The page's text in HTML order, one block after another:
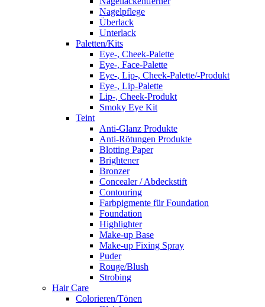
Nagelpflege
Überlack
Unterlack
Paletten/Kits
Eye-, Cheek-Palette
Eye-, Face-Palette
Eye-, Lip-, Cheek-Palette/-Produkt
Eye-, Lip-Palette
Lip-, Cheek-Produkt
Smoky Eye Kit
Teint
Anti-Glanz Produkte
Anti-Rötungen Produkte
Blotting Paper
Brightener
Bronzer
Concealer / Abdeckstift
Contouring
Farbpigmente für Foundation
Foundation
Highlighter
Make-up Base
Make-up Fixing Spray
Puder
Rouge/Blush
Strobing
Hair Care
Colorieren/Tönen